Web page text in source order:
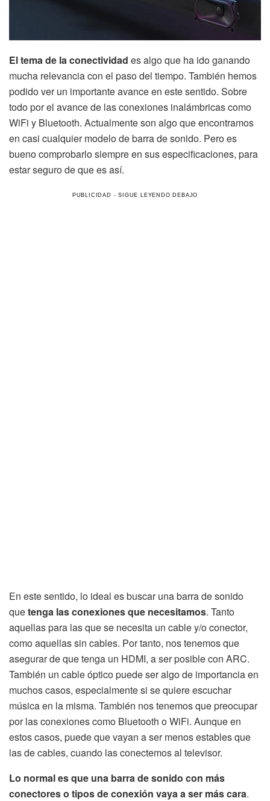
El tema de la conectividad es algo que ha ido ganando
mucha relevancia con el paso del tiempo. También hemos
podido ver un importante avance en este sentido. Sobre
todo por el avance de las conexiones inalámbricas como
WiFi y Bluetooth. Actualmente son algo que encontramos
en casi cualquier modelo de barra de sonido. Pero es
bueno comprobarlo siempre en sus especificaciones, para
estar seguro de que es así.
En este sentido, lo ideal es buscar una barra de sonido
quetenga las conexiones que necesitamos. Tanto
aquellas para las que se necesita un cable y/o conector,
como aquellas sin cables. Por tanto, nos tenemos que
asegurar de que tenga un HDMI, a ser posible con ARC.
También un cable óptico puede ser algo de importancia en
muchos casos, especialmente si se quiere escuchar
música en la misma. También nos tenemos que preocupar
por las conexiones como Bluetooth o WiFi. Aunque en
estos casos, puede que vayan a ser menos estables que
las de cables, cuando las conectemos al televisor.
Lo normal es que una barra de sonido con más
conectores o tipos de conexión vaya a ser más cara.